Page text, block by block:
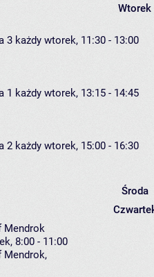
Wtorek
3 każdy wtorek, 11:30 - 13:00
1 każdy wtorek, 13:15 - 14:45
2 każdy wtorek, 15:00 - 16:30
Środa
Mendrok
8:00 - 11:00
Mendrok,